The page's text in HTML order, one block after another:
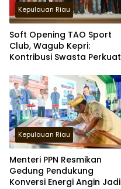
Kepulauan Riau
Soft Opening TAO Sport
Club, Wagub Kepri:
Kontribusi Swasta Perkuat
Kepulauan Riau
Menteri PPN Resmikan
Gedung Pendukung
Konversi Energi Angin Jadi